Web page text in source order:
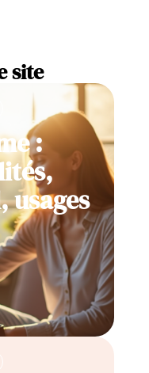
site
:
usages